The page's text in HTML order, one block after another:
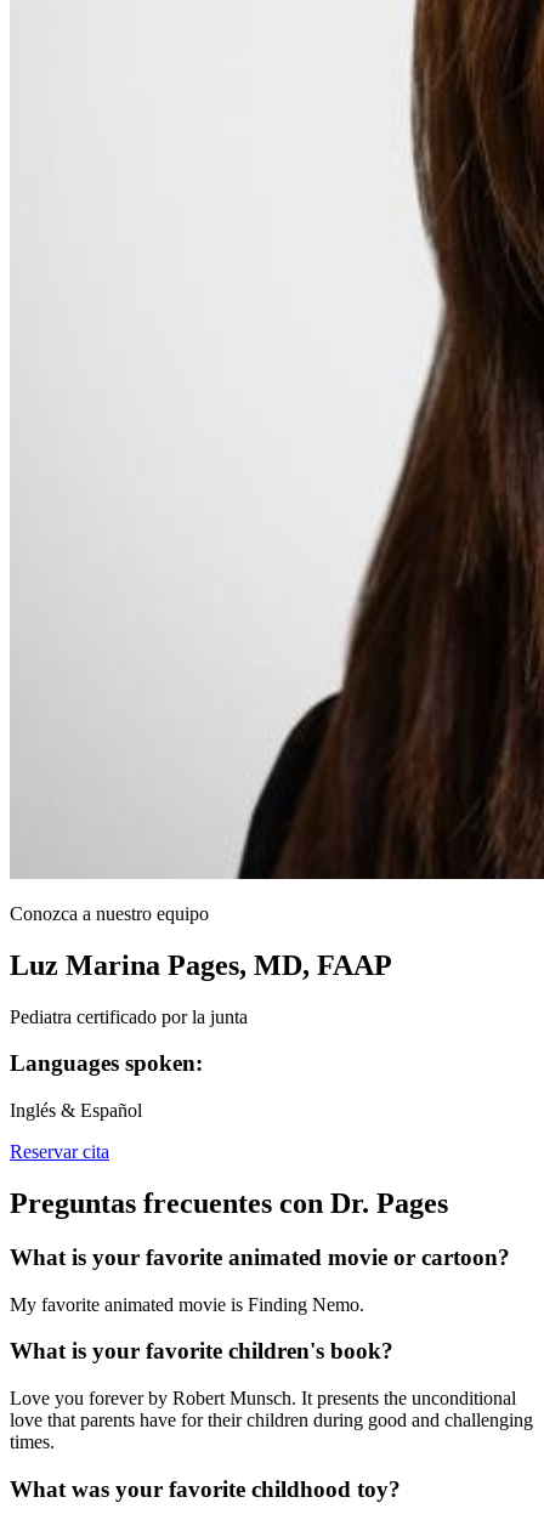
Conozca a nuestro equipo
Luz Marina Pages, MD, FAAP
Pediatra certificado por la junta
Languages spoken:
Inglés & Español
Reservar cita
Preguntas frecuentes con Dr. Pages
What is your favorite animated movie or cartoon?
My favorite animated movie is Finding Nemo.
What is your favorite children's book?
Love you forever by Robert Munsch. It presents the unconditional
love that parents have for their children during good and challenging
times.
What was your favorite childhood toy?